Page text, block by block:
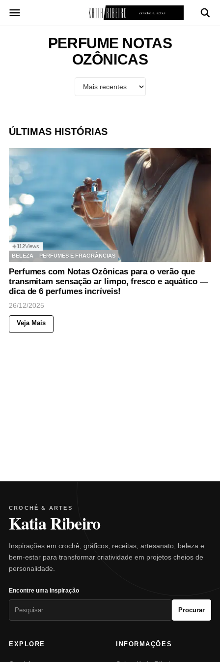
para
PERFUME NOTAS
OZÔNICAS
ÚLTIMAS HISTÓRIAS
◉112Views
BELEZA
PERFUMES E FRAGRÂNCIAS
Perfumes com Notas Ozônicas para o verão que
transmitam sensação ar limpo, fresco e aquático —
dica de 6 perfumes incríveis!
26/12/2025
Veja Mais
CROCHÊ & ARTES
Katia Ribeiro
Inspirações em crochê, gráficos, receitas, artesanato, beleza e
bem-estar para transformar criatividade em projetos cheios de
personalidade.
Encontre uma inspiração
Procurar
EXPLORE INFORMAÇÕES